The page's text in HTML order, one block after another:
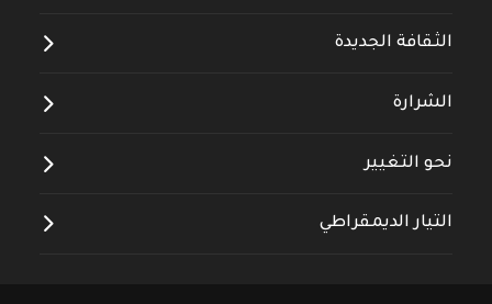
الثقافة الجديدة
الشرارة
نحو التغيير
التيار الديمقراطي